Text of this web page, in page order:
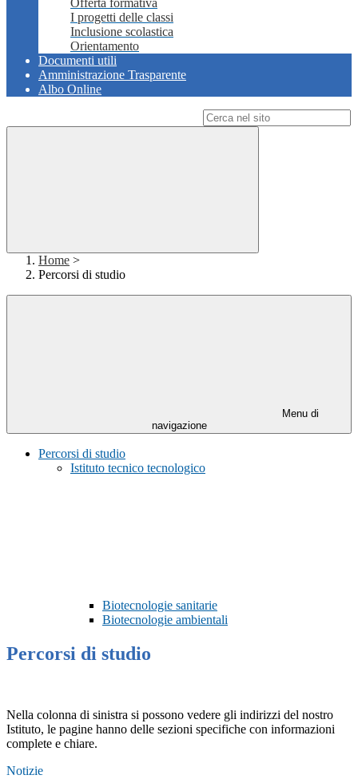
Offerta formativa
I progetti delle classi
Inclusione scolastica
Orientamento
Documenti utili
Amministrazione Trasparente
Albo Online
Home >
Percorsi di studio
Menu di
navigazione
Percorsi di studio
Istituto tecnico tecnologico
Biotecnologie sanitarie
Biotecnologie ambientali
Percorsi di studio
Nella colonna di sinistra si possono vedere gli indirizzi del nostro
Istituto, le pagine hanno delle sezioni specifiche con informazioni
complete e chiare.
Notizie